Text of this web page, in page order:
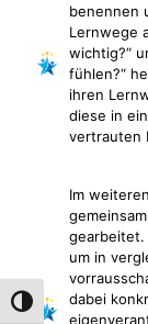
Umschalten auf
benennen
Lernwege
wichtig?“
fühlen?“
ihren
diese in
vertrauten
Im
gearbeitet.
um in
dabei